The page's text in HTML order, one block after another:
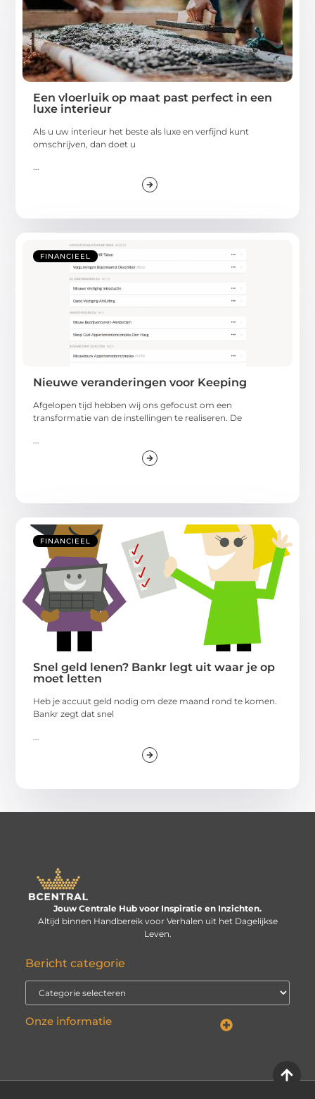
Een vloerluik op maat past perfect in een
luxe interieur
Als u uw interieur het beste als luxe en verfijnd kunt
omschrijven, dan doet u
FINANCIEEL
Nieuwe veranderingen voor Keeping
Afgelopen tijd hebben wij ons gefocust om een
transformatie van de instellingen te realiseren. De
...
FINANCIEEL
Snel geld lenen? Bankr legt uit waar je op
moet letten
Heb je accuut geld nodig om deze maand rond te komen.
Bankr zegt dat snel
Jouw Centrale Hub voor Inspiratie en Inzichten.
Altijd binnen Handbereik voor Verhalen uit het Dagelijkse
Leven.
Bericht categorie
Onze informatie